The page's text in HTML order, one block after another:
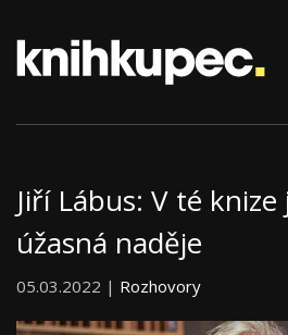
Jiří Lábus: V té
úžasná naděje
05.03.2022 | Rozhovory